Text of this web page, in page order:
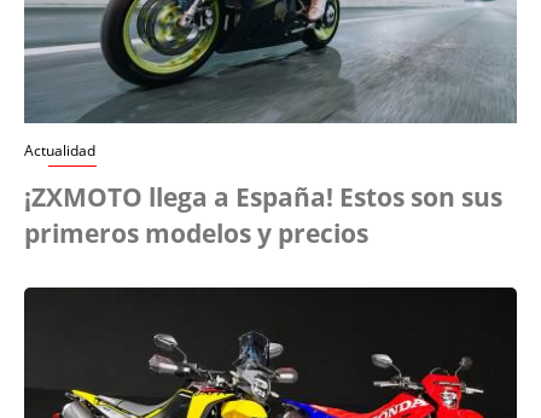
Actualidad
¡ZXMOTO llega a España! Estos son sus
primeros modelos y precios